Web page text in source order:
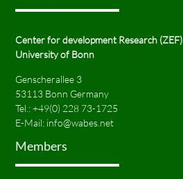
Center for development Research (ZEF)
University of Bonn
Genscherallee 3
53113 Bonn Germany
Tel.:+49(0) 228 73-1725
E-Mail: info@wabes.net
Members